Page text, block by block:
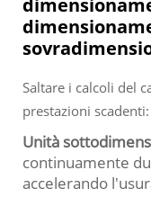
Saltare i calcoli del
prestazioni scadenti:
Unità
continuamente
accelerando